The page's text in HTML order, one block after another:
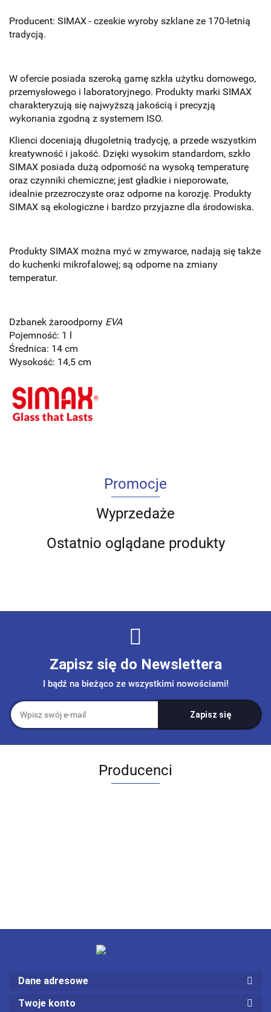
Producent: SIMAX - czeskie wyroby szklane ze 170-letnią
tradycją.
W ofercie posiada szeroką gamę szkła użytku domowego,
przemysłowego i laboratoryjnego. Produkty marki SIMAX
charakteryzują się najwyższą jakością i precyzją
wykonania zgodną z systemem ISO.
Kl ienci doceniają długoletnią tradycję, a przede wszystkim
kreatywność i jakość. Dzięki wysokim standardom, szkło
SIMAX posiada dużą odporność na wysoką temperaturę
oraz czynniki chemiczne; jest gładkie i nieporowate,
idealnie przezroczyste oraz odporne na korozję. Produkty
SIMAX są ekologiczne i bardzo przyjazne dla środowiska.
Produkty SIMAX można myć w zmywarce, nadają się także
do kuchenki mikrofalowej; są odporne na zmiany
temperatur.
Dzbanek żaroodporny EVA
Pojemność: 1 l
Średnica: 14 cm
Wysokość: 14,5 cm
Promocje
Wyprzedaże
Ostatnio oglądane produkty
Zapisz się do Newslettera
I bądź na bieżąco ze wszystkimi nowościami!
Producenci
Dane adresowe
Twoje konto